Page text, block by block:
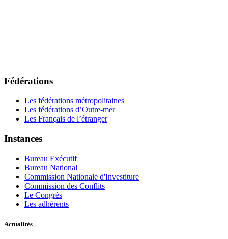
Fédérations
Les fédérations métropolitaines
Les fédérations d’Outre-mer
Les Français de l’étranger
Instances
Bureau Exécutif
Bureau National
Commission Nationale d'Investiture
Commission des Conflits
Le Congrès
Les adhérents
Actualités